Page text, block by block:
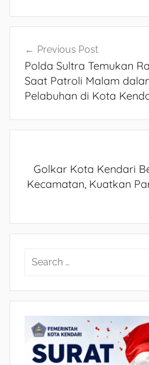
Navigasi
pos
Previous Post
Polda Sultra Temukan
Saat Patroli Malam
Pelabuhan di Kota
Golkar Kota Kendari
Kecamatan, Kuatkan
a